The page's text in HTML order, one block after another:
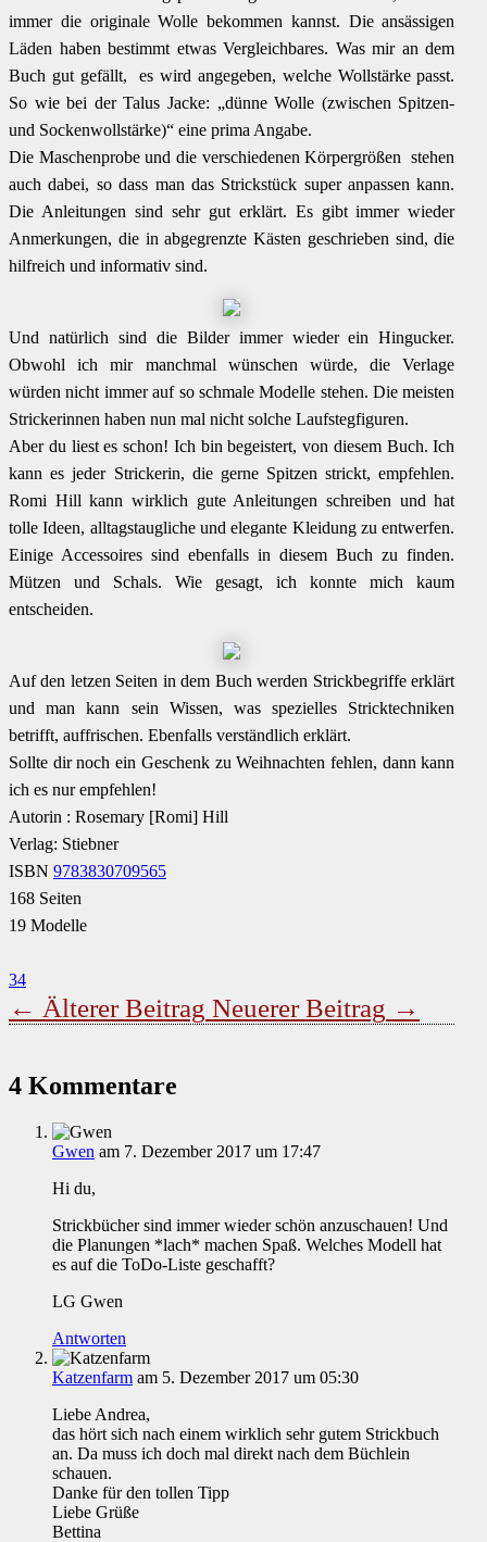
immer die originale Wolle bekommen kannst. Die ansässigen
Läden haben bestimmt etwas Vergleichbares. Was mir an dem
Buch gut gefällt, es wird angegeben, welche Wollstärke passt.
So wie bei der Talus Jacke: „dünne Wolle (zwischen Spitzen-
und Sockenwollstärke)“ eine prima Angabe.
Die Maschenprobe und die verschiedenen Körpergrößen stehen
auch dabei, so dass man das Strickstück super anpassen kann.
Die Anleitungen sind sehr gut erklärt. Es gibt immer wieder
Anmerkungen, die in abgegrenzte Kästen geschrieben sind, die
hilfreich und informativ sind.
Und natürlich sind die Bilder immer wieder ein Hingucker.
Obwohl ich mir manchmal wünschen würde, die Verlage
würden nicht immer auf so schmale Modelle stehen. Die meisten
Strickerinnen haben nun mal nicht solche Laufstegfiguren.
Aber du liest es schon! Ich bin begeistert, von diesem Buch. Ich
kann es jeder Strickerin, die gerne Spitzen strickt, empfehlen.
Romi Hill kann wirklich gute Anleitungen schreiben und hat
tolle Ideen, alltagstaugliche und elegante Kleidung zu entwerfen.
Einige Accessoires sind ebenfalls in diesem Buch zu finden.
Mützen und Schals. Wie gesagt, ich konnte mich kaum
entscheiden.
Auf den letzen Seiten in dem Buch werden Strickbegriffe erklärt
und man kann sein Wissen, was spezielles Stricktechniken
betrifft, auffrischen. Ebenfalls verständlich erklärt.
Sollte dir noch ein Geschenk zu Weihnachten fehlen, dann kann
ich es nur empfehlen!
Autorin : Rosemary [Romi] Hill
Verlag: Stiebner
ISBN 9783830709565
168 Seiten
19 Modelle
34
← Älterer Beitrag Neuerer Beitrag →
4 Kommentare
Gwen am 7. Dezember 2017 um 17:47
Hi du,
Strickbücher sind immer wieder schön anzuschauen! Und
die Planungen *lach* machen Spaß. Welches Modell hat
es auf die ToDo-Liste geschafft?
LG Gwen
Antworten
Katzenfarm am 5. Dezember 2017 um 05:30
Liebe Andrea,
das hört sich nach einem wirklich sehr gutem Strickbuch
an. Da muss ich doch mal direkt nach dem Büchlein
schauen.
Danke für den tollen Tipp
Liebe Grüße
Bettina